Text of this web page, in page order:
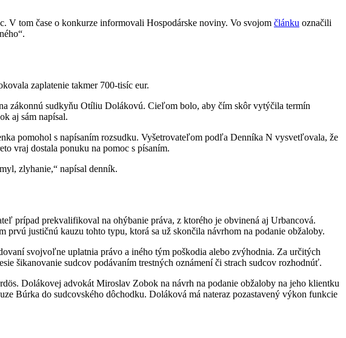
V tom čase o konkurze informovali Hospodárske noviny. Vo svojom článku označili
zaplatenie takmer 700-tisíc eur.
zákonnú sudkyňu Otíliu Dolákovú. Cieľom bolo, aby čím skôr vytýčila termín
aj sám napísal.
pomohol s napísaním rozsudku. Vyšetrovateľom podľa Denníka N vysvetľovala, že
vraj dostala ponuku na pomoc s písaním.
zlyhanie,“ napísal denník.
prípad prekvalifikoval na ohýbanie práva, z ktorého je obvinená aj Urbancová.
justičnú kauzu tohto typu, ktorá sa už skončila návrhom na podanie obžaloby.
svojvoľne uplatnia právo a iného tým poškodia alebo zvýhodnia. Za určitých
šikanovanie sudcov podávaním trestných oznámení či strach sudcov rozhodnúť.
Dolákovej advokát Miroslav Zobok na návrh na podanie obžaloby na jeho klientku
Búrka do sudcovského dôchodku. Doláková má nateraz pozastavený výkon funkcie